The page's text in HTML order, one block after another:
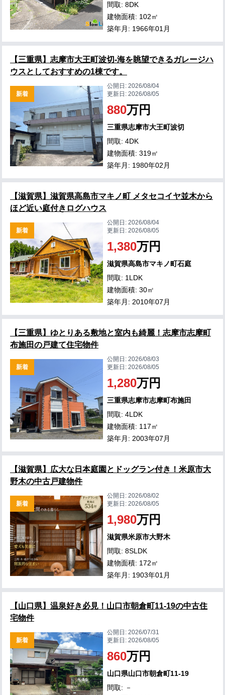
間取: 8DK
建物面積: 102㎡
築年月: 1966年01月
【三重県】志摩市大王町波切-海を眺望できるガレージハ
ウスとしておすすめの1棟です。
新着
公開日:2026/08/04
更新日:2026/08/05
880万円
三重県志摩市大王町波切
間取: 4DK
建物面積: 319㎡
築年月: 1980年02月
【滋賀県】滋賀県高島市マキノ町 メタセコイヤ並木から
ほど近い庭付きログハウス
新着
公開日:2026/08/04
更新日:2026/08/05
1,380万円
滋賀県高島市マキノ町石庭
間取: 1LDK
建物面積: 30㎡
築年月: 2010年07月
【三重県】ゆとりある敷地と室内も綺麗！志摩市志摩町
布施田の戸建て住宅物件
新着
公開日:2026/08/03
更新日:2026/08/05
1,280万円
三重県志摩市志摩町布施田
間取: 4LDK
建物面積: 117㎡
築年月: 2003年07月
【滋賀県】広大な日本庭園とドッグラン付き！米原市大
野木の中古戸建物件
新着
公開日:2026/08/02
更新日:2026/08/05
1,980万円
滋賀県米原市大野木
間取: 8SLDK
建物面積: 172㎡
築年月: 1903年01月
【山口県】温泉好き必見！山口市朝倉町11-19の中古住
宅物件
新着
公開日:2026/07/31
更新日:2026/08/05
860万円
山口県山口市朝倉町11-19
間取: －